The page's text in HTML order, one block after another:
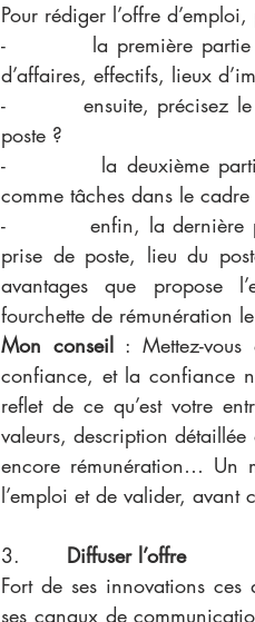
Pour rédiger l’offre
-          la première partie
d’affaires, effectifs, lieux
-          ensuite, précisez le
poste ?
-          la deuxième partie
comme tâches dans le
-          enfin, la dernière
prise de poste, lieu du
avantages que propose
fourchette de rémunération
Mon conseil : Mettez-
confiance, et la confiance
reflet de ce qu’est votre
valeurs, description
encore rémunération… Un
l’emploi et de valider,
3.
    Diffuser l’offre
Fort de ses innovations ces
ses canaux de